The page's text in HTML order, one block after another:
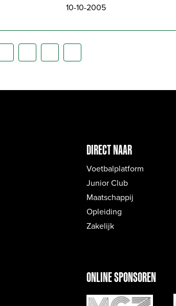
10-10-2005
DIRECT NAAR
Voetbalplatform
Junior Club
Maatschappij
Opleiding
Zakelijk
ONLINE SPONSOREN